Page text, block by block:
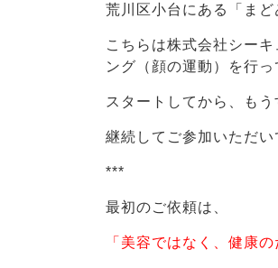
荒川区小台にある「ま
こちらは株式会社シー
ング（顔の運動）を行っ
スタートしてから、もう
継続してご参加いただ
***
最初のご依頼は、
「美容ではなく、健康